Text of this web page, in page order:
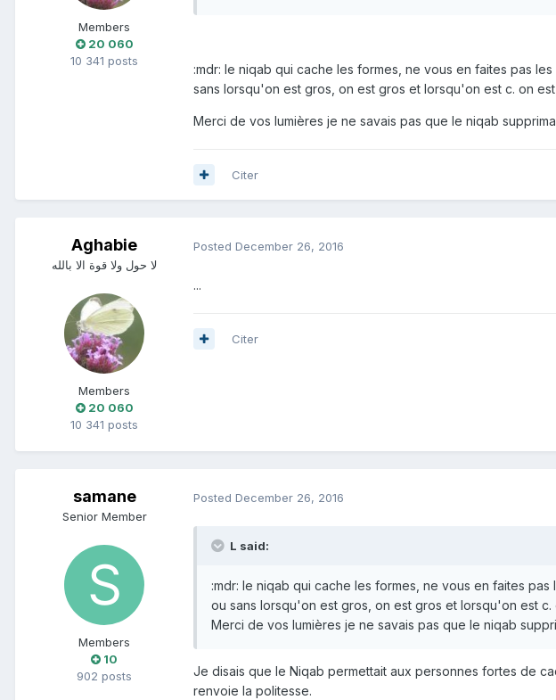
Members
20 060
10 341 posts
:mdr: le niqab qui cache les formes, ne vous en faites pas
sans lorsqu'on est gros, on est gros et lorsqu'on est c. on est
Merci de vos lumières je ne savais pas que le niqab
Citer
Aghabie
لا حول ولا قوة الا بالله
Members
20 060
10 341 posts
Posted December 26, 2016
...
Citer
samane
Senior Member
Members
10
902 posts
Posted December 26, 2016
L said:
:mdr: le niqab qui cache les formes, ne vous en faites
ou sans lorsqu'on est gros, on est gros et lorsqu'on est c.
Merci de vos lumières je ne savais pas que le niqab
Je disais que le Niqab permettait aux personnes fortes de
renvoie la politesse.